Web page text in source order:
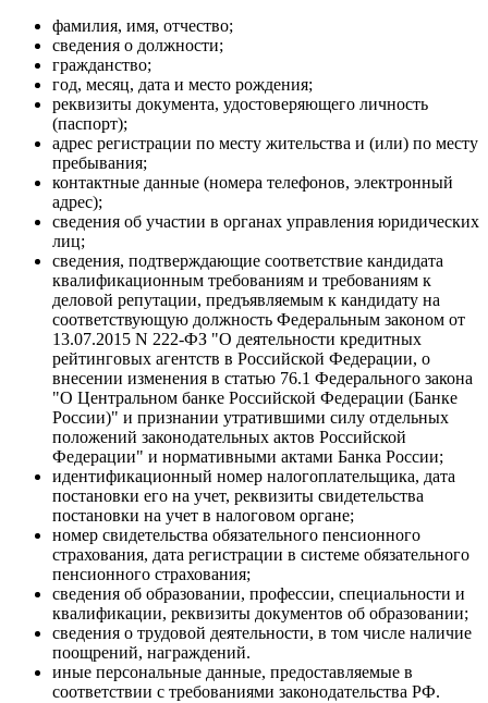
фамилия, имя, отчество;
сведения о должности;
гражданство;
год, месяц, дата и место рождения;
реквизиты документа, удостоверяющего личность
(паспорт);
адрес регистрации по месту жительства и (или) по месту
пребывания;
контактные данные (номера телефонов, электронный
адрес);
сведения об участии в органах управления юридических
лиц;
сведения, подтверждающие соответствие кандидата
квалификационным требованиям и требованиям к
деловой репутации, предъявляемым к кандидату на
соответствующую должность Федеральным законом от
13.07.2015 N 222-ФЗ "О деятельности кредитных
рейтинговых агентств в Российской Федерации, о
внесении изменения в статью 76.1 Федерального закона
"О Центральном банке Российской Федерации (Банке
России)" и признании утратившими силу отдельных
положений законодательных актов Российской
Федерации" и нормативными актами Банка России;
идентификационный номер налогоплательщика, дата
постановки его на учет, реквизиты свидетельства
постановки на учет в налоговом органе;
номер свидетельства обязательного пенсионного
страхования, дата регистрации в системе обязательного
пенсионного страхования;
сведения об образовании, профессии, специальности и
квалификации, реквизиты документов об образовании;
сведения о трудовой деятельности, в том числе наличие
поощрений, награждений.
иные персональные данные, предоставляемые в
соответствии с требованиями законодательства РФ.